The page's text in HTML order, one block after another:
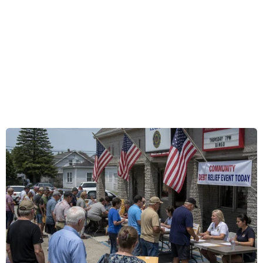
#Edward Snowden #Luật sư Fein
#This Week
#ABC
Nga
Theo dõi VietnamPlus